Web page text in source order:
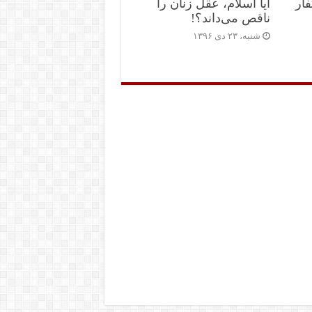
آیا اسلام، عقل زنان را
ناقص می‌داند؟!
شنبه، ۲۳ دی ۱۳۹۶